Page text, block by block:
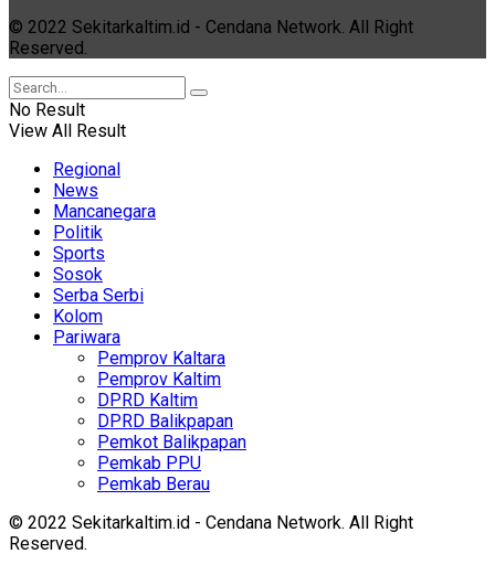
© 2022 Sekitarkaltim.id - Cendana Network. All Right
Reserved.
No Result
View All Result
Regional
News
Mancanegara
Politik
Sports
Sosok
Serba Serbi
Kolom
Pariwara
Pemprov Kaltara
Pemprov Kaltim
DPRD Kaltim
DPRD Balikpapan
Pemkot Balikpapan
Pemkab PPU
Pemkab Berau
© 2022 Sekitarkaltim.id - Cendana Network. All Right
Reserved.